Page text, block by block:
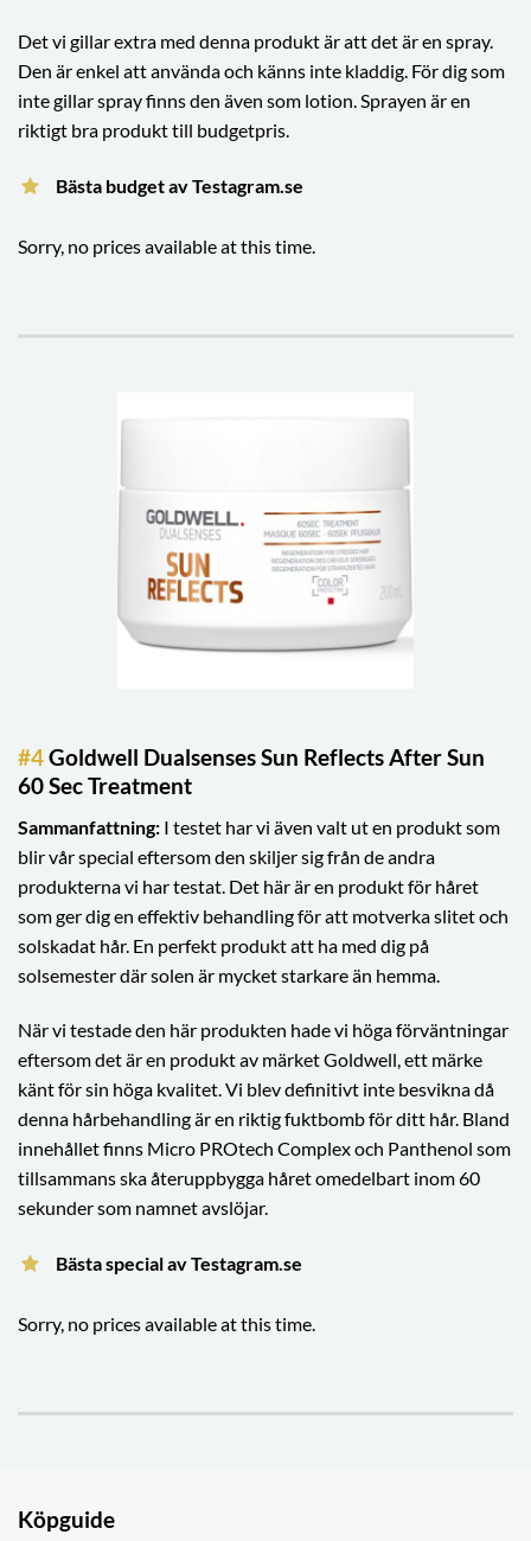
Det vi gillar extra med denna produkt är att det är en spray.
Den är enkel att använda och känns inte kladdig. För dig som
inte gillar spray finns den även som lotion. Sprayen är en
riktigt bra produkt till budgetpris.
Bästa budget av Testagram.se
Sorry, no prices available at this time.
#4Goldwell Dualsenses Sun Reflects After Sun
60 Sec Treatment
Sammanfattning: I testet har vi även valt ut en produkt som
blir vår special eftersom den skiljer sig från de andra
produkterna vi har testat. Det här är en produkt för håret
som ger dig en effektiv behandling för att motverka slitet och
solskadat hår. En perfekt produkt att ha med dig på
solsemester där solen är mycket starkare än hemma.
När vi testade den här produkten hade vi höga förväntningar
eftersom det är en produkt av märket Goldwell, ett märke
känt för sin höga kvalitet. Vi blev definitivt inte besvikna då
denna hårbehandling är en riktig fuktbomb för ditt hår. Bland
innehållet finns Micro PROtech Complex och Panthenol som
tillsammans ska återuppbygga håret omedelbart inom 60
sekunder som namnet avslöjar.
Bästa special av Testagram.se
Sorry, no prices available at this time.
Köpguide